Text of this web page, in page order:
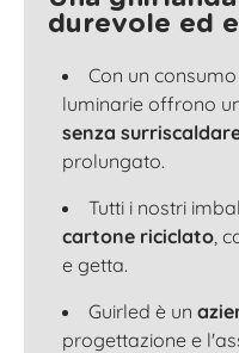
durevole ed
Con un
luminarie offrono
senza
prolungato.
Tutti i nostri
cartone riciclato,
e getta.
Guirled è un
progettazione e